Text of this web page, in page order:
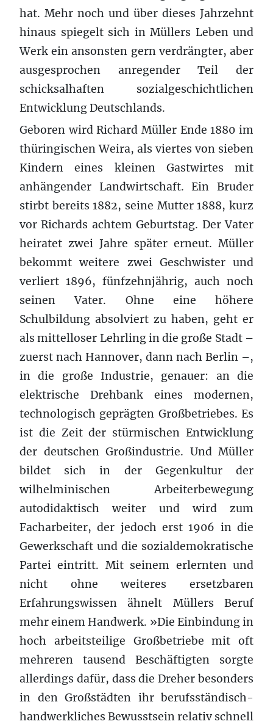
hat. Mehr noch und über dieses Jahrzehnt
hinaus spiegelt sich in Müllers Leben und
Werk ein ansonsten gern verdrängter, aber
ausgesprochen anregender Teil der
schicksalhaften sozialgeschichtlichen
Entwicklung Deutschlands.
Geboren wird Richard Müller Ende 1880 im
thüringischen Weira, als viertes von sieben
Kindern eines kleinen Gastwirtes mit
anhängender Landwirtschaft. Ein Bruder
stirbt bereits 1882, seine Mutter 1888, kurz
vor Richards achtem Geburtstag. Der Vater
heiratet zwei Jahre später erneut. Müller
bekommt weitere zwei Geschwister und
verliert 1896, fünfzehnjährig, auch noch
seinen Vater. Ohne eine höhere
Schulbildung absolviert zu haben, geht er
als mittelloser Lehrling in die große Stadt –
zuerst nach Hannover, dann nach Berlin –,
in die große Industrie, genauer: an die
elektrische Drehbank eines modernen,
technologisch geprägten Großbetriebes. Es
ist die Zeit der stürmischen Entwicklung
der deutschen Großindustrie. Und Müller
bildet sich in der Gegenkultur der
wilhelminischen Arbeiterbewegung
autodidaktisch weiter und wird zum
Facharbeiter, der jedoch erst 1906 in die
Gewerkschaft und die sozialdemokratische
Partei eintritt. Mit seinem erlernten und
nicht ohne weiteres ersetzbaren
Erfahrungswissen ähnelt Müllers Beruf
mehr einem Handwerk. »Die Einbindung in
hoch arbeitsteilige Großbetriebe mit oft
mehreren tausend Beschäftigten sorgte
allerdings dafür, dass die Dreher besonders
in den Großstädten ihr berufsständisch-
handwerkliches Bewusstsein relativ schnell